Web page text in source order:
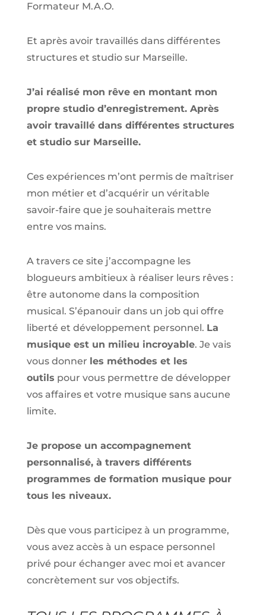
Formateur M.A.O.
Et après avoir travaillés dans différentes
structures et studio sur Marseille.
J’ai réalisé mon rêve en montant mon
propre studio d’enregistrement. Après
avoir travaillé dans différentes structures
et studio sur Marseille.
Ces expériences m’ont permis de maîtriser
mon métier et d’acquérir un véritable
savoir-faire que je souhaiterais mettre
entre vos mains.
A travers ce site j’accompagne les
blogueurs ambitieux à réaliser leurs rêves :
être autonome dans la composition
musical. S’épanouir dans un job qui offre
liberté et développement personnel. La
musique est un milieu incroyable. Je vais
vous donner les méthodes et les
outils pour vous permettre de développer
vos affaires et votre musique sans aucune
limite.
Je propose un accompagnement
personnalisé, à travers différents
programmes de formation musique pour
tous les niveaux.
Dès que vous participez à un programme,
vous avez accès à un espace personnel
privé pour échanger avec moi et avancer
concrètement sur vos objectifs.